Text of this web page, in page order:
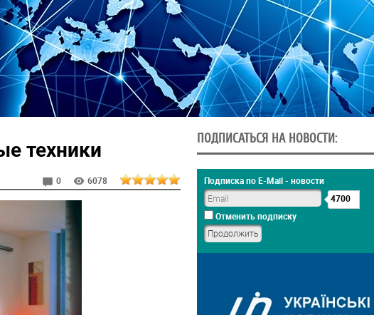
техники
0 6078
ПОДПИСАТЬСЯ НА НОВОСТИ:
Подписка по E-Mail - новости
4700
Отменить подписку